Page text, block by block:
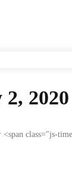
2020
class="js-